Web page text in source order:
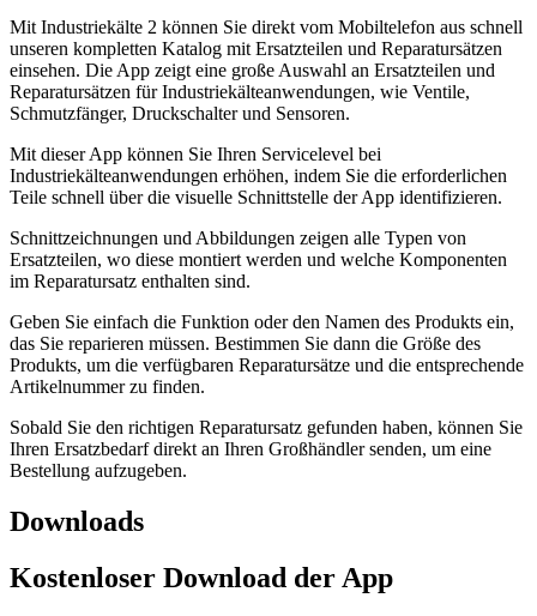
Mit Industriekälte 2 können Sie direkt vom Mobiltelefon aus schnell
unseren kompletten Katalog mit Ersatzteilen und Reparatursätzen
einsehen. Die App zeigt eine große Auswahl an Ersatzteilen und
Reparatursätzen für Industriekälteanwendungen, wie Ventile,
Schmutzfänger, Druckschalter und Sensoren.
Mit dieser App können Sie Ihren Servicelevel bei
Industriekälteanwendungen erhöhen, indem Sie die erforderlichen
Teile schnell über die visuelle Schnittstelle der App identifizieren.
Schnittzeichnungen und Abbildungen zeigen alle Typen von
Ersatzteilen, wo diese montiert werden und welche Komponenten
im Reparatursatz enthalten sind.
Geben Sie einfach die Funktion oder den Namen des Produkts ein,
das Sie reparieren müssen. Bestimmen Sie dann die Größe des
Produkts, um die verfügbaren Reparatursätze und die entsprechende
Artikelnummer zu finden.
Sobald Sie den richtigen Reparatursatz gefunden haben, können Sie
Ihren Ersatzbedarf direkt an Ihren Großhändler senden, um eine
Bestellung aufzugeben.
Downloads
Kostenloser Download der App